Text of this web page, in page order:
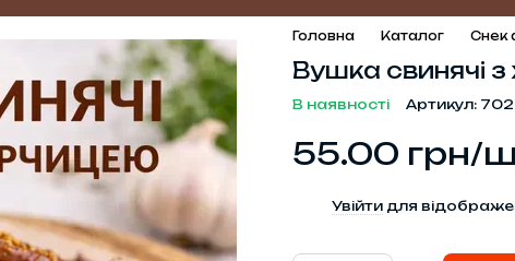
Головна Каталог Снек
Вушка свинячі з
В наявності Артикул: 702
55.00 грн/
Увійти для